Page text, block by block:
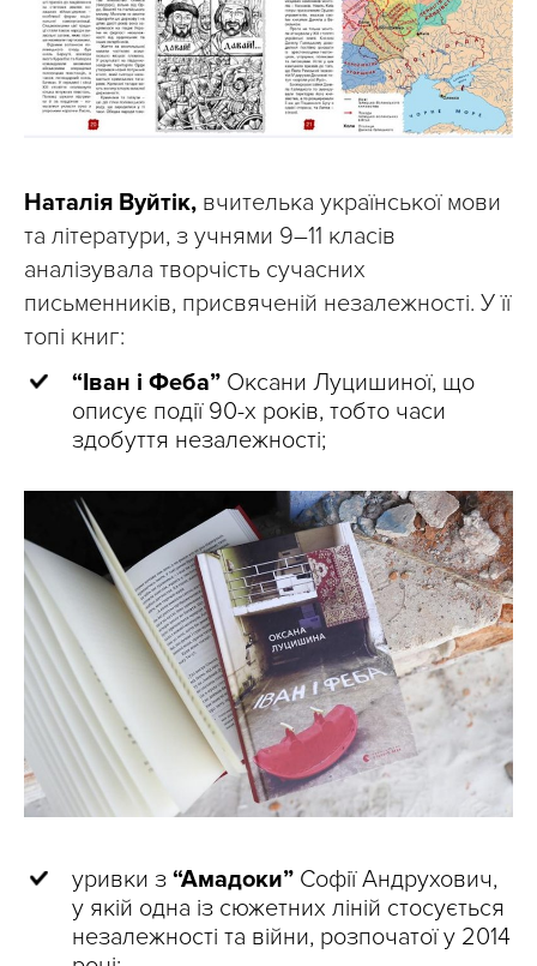
Наталія Вуйтік, вчителька української мови
та літератури, з учнями 9–11 класів
аналізувала творчість сучасних
письменників, присвяченій незалежності. У її
топі книг:
“Іван і Феба” Оксани Луцишиної, що
описує події 90-х років, тобто часи
здобуття незалежності;
уривки з “Амадоки” Софії Андрухович,
у якій одна із сюжетних ліній стосується
незалежності та війни, розпочатої у 2014